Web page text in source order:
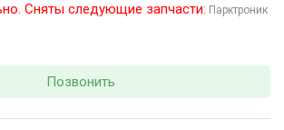
Сняты следующие запчасти: Парктроник
Позвонить